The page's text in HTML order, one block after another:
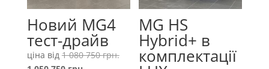
Новий MG4
тест-драйв
ціна від 1 080 750грн.Оригінальна
MG HS
Hybrid+ в
комплектації